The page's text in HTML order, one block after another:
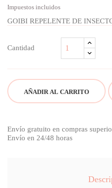
Impuestos incluidos
GOIBI REPELENTE DE
Cantidad
AÑADIR AL CARRITO
Envío gratuito en compras
Envío en 24/48 horas